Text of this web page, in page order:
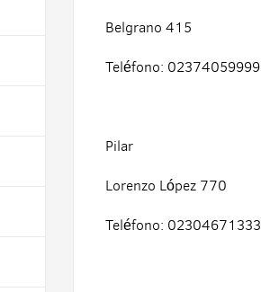
Belgrano 415
Teléfono: 02374059999
Pilar
Lorenzo López 770
Teléfono: 02304671333